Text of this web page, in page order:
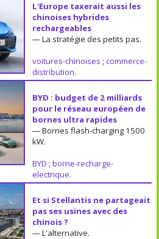
L'Europe taxerait aussi les
chinoises hybrides
rechargeables
— La stratégie des petits pas.
voitures-chinoises ; commerce-
distribution.
BYD : budget de 2 milliards
pour le réseau européen de
bornes ultra rapides
— Bornes flash-charging 1500
kW.
BYD ; borne-recharge-
electrique.
Et si Stellantis ne partageait
pas ses usines avec des
chinois ?
— L'alternative.